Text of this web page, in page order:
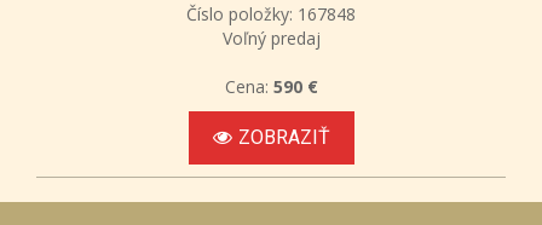
Číslo položky: 167848
Voľný predaj
Cena: 590 €
ZOBRAZIŤ